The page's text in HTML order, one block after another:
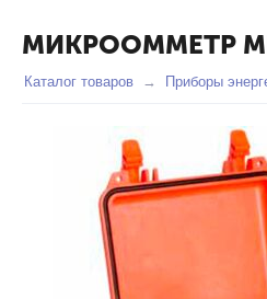
МИКРООММЕТР
Каталог товаров Приборы